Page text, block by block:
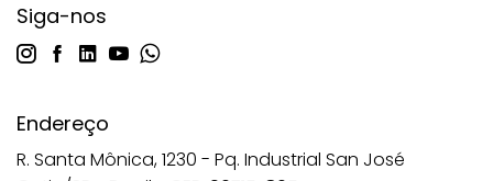
Siga-nos
Endereço
R. Santa Mônica, 1230 - Pq. Industrial San José